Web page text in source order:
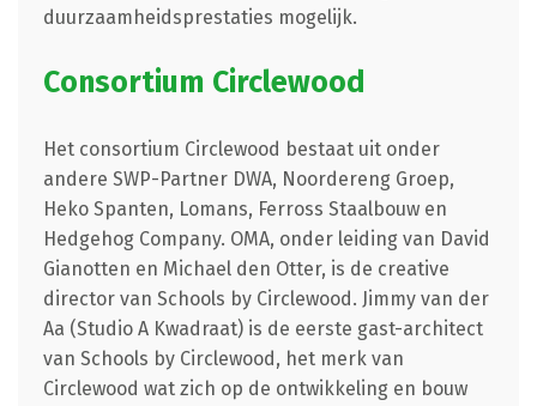
duurzaamheidsprestaties mogelijk.
Consortium Circlewood
Het consortium Circlewood bestaat uit onder
andere SWP-Partner DWA, Noordereng Groep,
Heko Spanten, Lomans, Ferross Staalbouw en
Hedgehog Company. OMA, onder leiding van David
Gianotten en Michael den Otter, is de creative
director van Schools by Circlewood. Jimmy van der
Aa (Studio A Kwadraat) is de eerste gast-architect
van Schools by Circlewood, het merk van
Circlewood wat zich op de ontwikkeling en bouw